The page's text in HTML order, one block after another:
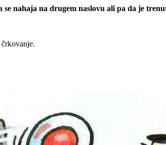
nahaja na drugem naslovu ali pa da je